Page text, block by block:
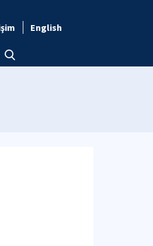
English